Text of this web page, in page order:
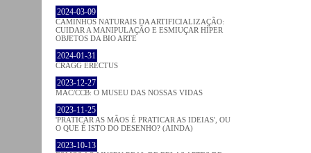
2024-03-09
CAMINHOS NATURAIS DA ARTIFICIALIZAÇÃO:
CUIDAR A MANIPULAÇÃO E ESMIUÇAR HÍPER
OBJETOS DA BIO ARTE
2024-01-31
CRAGG ERECTUS
2023-12-27
MAC/CCB: O MUSEU DAS NOSSAS VIDAS
2023-11-25
'PRATICAR AS MÃOS É PRATICAR AS IDEIAS', OU
O QUE É ISTO DO DESENHO? (AINDA)
2023-10-13